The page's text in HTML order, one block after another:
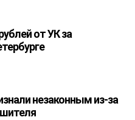
от УК за
незаконным из-за